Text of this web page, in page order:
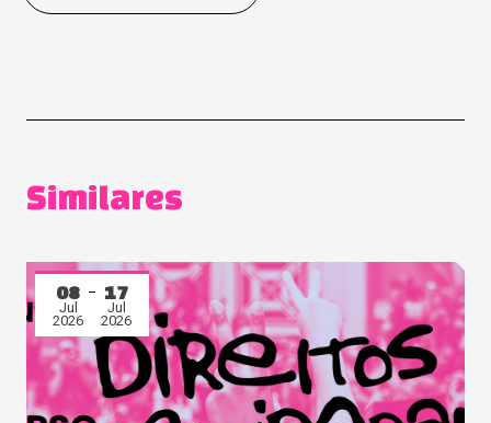
Similares
08
Jul
2026
17
Jul
2026